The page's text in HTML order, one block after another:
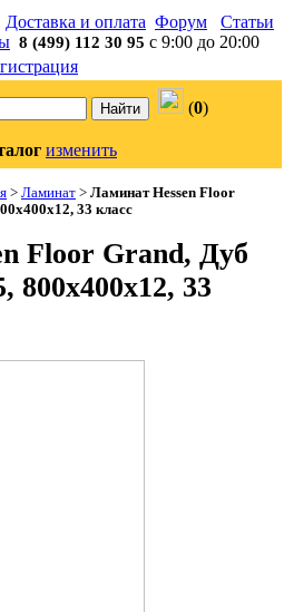
Доставка и оплата Форум
Статьи
8 (499) 112 30 95 с 9:00 до 20:00
(0)
изменить
> Ламинат > Ламинат Hessen Floor
33 класс
Floor Grand, Дуб
800x400x12, 33